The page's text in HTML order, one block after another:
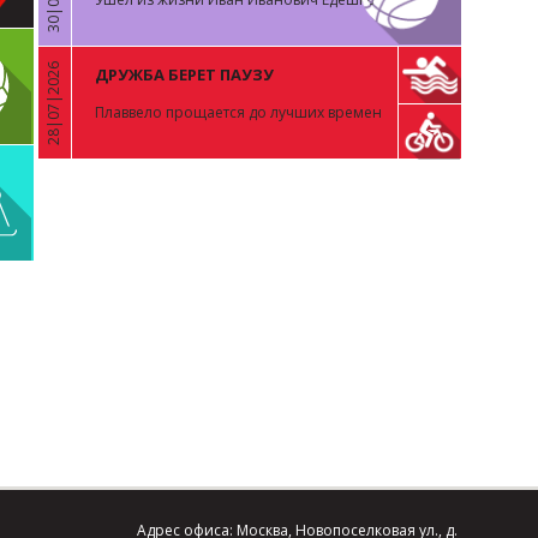
«
28|07|2026 ДРУЖБА БЕРЕТ ПАУЗУ
Плаввело прощается до лучших времен
Адрес офиса: Москва, Новопоселковая ул., д.